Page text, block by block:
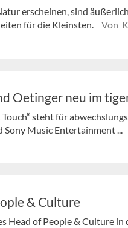
erscheinen, sind
für die Kleinsten.
Von
Oetinger neu im
steht für
Music Entertainment ...
& Culture
Head of People & Culture